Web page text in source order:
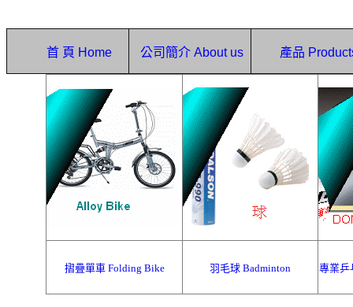
首 頁 Home 公司簡介 About us 產品
摺疊單車 Folding Bike 羽毛球 Badminton 專業乒